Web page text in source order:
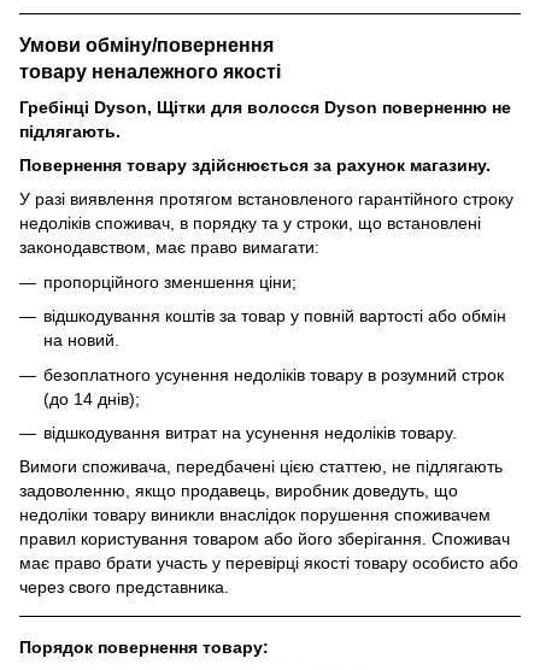
Умови обміну/повернення
товару неналежного якості
Гребінці Dyson, Щітки для волосся Dyson поверненню не
підлягають.
Повернення товару здійснюється за рахунок магазину.
У разі виявлення протягом встановленого гарантійного строку
недоліків споживач, в порядку та у строки, що встановлені
законодавством, має право вимагати:
пропорційного зменшення ціни;
відшкодування коштів за товар у повній вартості або обмін
на новий.
безоплатного усунення недоліків товару в розумний строк
(до 14 днів);
відшкодування витрат на усунення недоліків товару.
Вимоги споживача, передбачені цією статтею, не підлягають
задоволенню, якщо продавець, виробник доведуть, що
недоліки товару виникли внаслідок порушення споживачем
правил користування товаром або його зберігання. Споживач
має право брати участь у перевірці якості товару особисто або
через свого представника.
Порядок повернення товару: